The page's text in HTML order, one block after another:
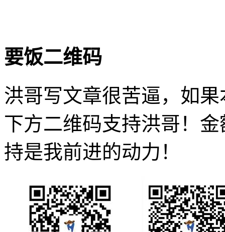
要饭二维码
洪哥写文章很苦逼，如
下方二维码支持洪哥！
持是我前进的动力！